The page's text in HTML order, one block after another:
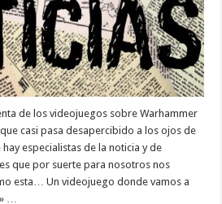
de los videojuegos sobre Warhammer
casi pasa desapercibido a los ojos de
especialistas de la noticia y de
que por suerte para nosotros nos
esta… Un videojuego donde vamos a
…